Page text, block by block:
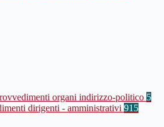
organi indirizzo-politico 5
dirigenti - amministrativi 915